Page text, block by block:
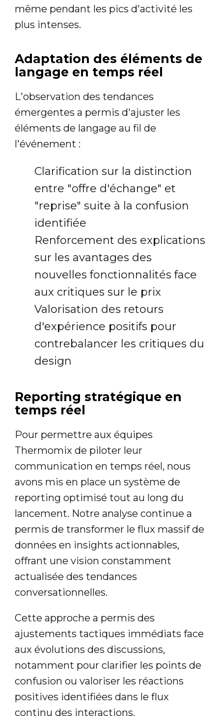
même pendant les pics d'activité les
plus intenses.
Adaptation des éléments de
langage en temps réel
L'observation des tendances
émergentes a permis d'ajuster les
éléments de langage au fil de
l'événement :
Clarification sur la distinction
entre "offre d'échange" et
"reprise" suite à la confusion
identifiée
Renforcement des explications
sur les avantages des
nouvelles fonctionnalités face
aux critiques sur le prix
Valorisation des retours
d'expérience positifs pour
contrebalancer les critiques du
design
Reporting stratégique en
temps réel
Pour permettre aux équipes
Thermomix de piloter leur
communication en temps réel, nous
avons mis en place un système de
reporting optimisé tout au long du
lancement. Notre analyse continue a
permis de transformer le flux massif de
données en insights actionnables,
offrant une vision constamment
actualisée des tendances
conversationnelles.
Cette approche a permis des
ajustements tactiques immédiats face
aux évolutions des discussions,
notamment pour clarifier les points de
confusion ou valoriser les réactions
positives identifiées dans le flux
continu des interactions.